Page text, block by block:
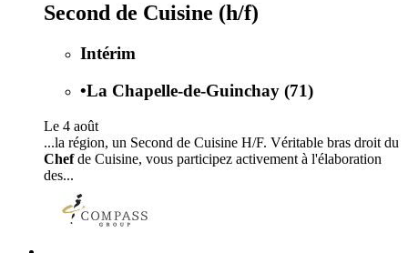
Second de Cuisine (h/f)
Intérim
•La Chapelle-de-Guinchay (71)
Le 4 août
...la région, un Second de Cuisine H/F. Véritable bras droit du
Chefde Cuisine, vous participez activement à l'élaboration
des...